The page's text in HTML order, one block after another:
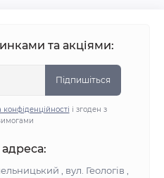
та акціями:
Підпишіться
конфіденційності і згоден з
, вул. Геологів ,